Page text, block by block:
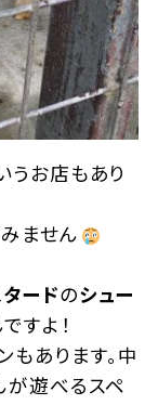
うお店もあり
ません
ードのシュー
すよ！
あります。中
が遊べるスペ